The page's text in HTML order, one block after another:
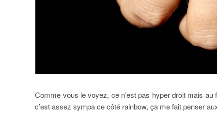
Comme vous le voyez, ce n’est pas hyper droit mais
c’est assez sympa ce côté rainbow, ça me fait penser